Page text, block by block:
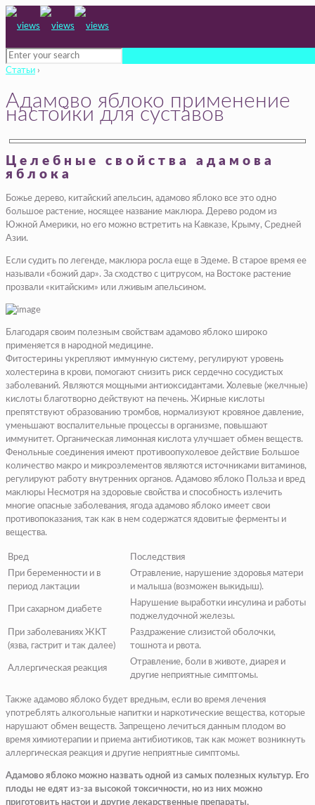
Статьи ›
Адамово яблоко применение
настойки для суставов
Целебные свойства адамова
яблока
Божье дерево, китайский апельсин, адамово яблоко все это одно
большое растение, носящее название маклюра. Дерево родом из
Южной Америки, но его можно встретить на Кавказе, Крыму, Средней
Азии.
Если судить по легенде, маклюра росла еще в Эдеме. В старое время ее
называли «божий дар». За сходство с цитрусом, на Востоке растение
прозвали «китайским» или лживым апельсином.
Благодаря своим полезным свойствам адамово яблоко широко
применяется в народной медицине.
Фитостерины укрепляют иммунную систему, регулируют уровень
холестерина в крови, помогают снизить риск сердечно сосудистых
заболеваний. Являются мощными антиоксидантами. Холевые (желчные)
кислоты благотворно действуют на печень. Жирные кислоты
препятствуют образованию тромбов, нормализуют кровяное давление,
уменьшают воспалительные процессы в организме, повышают
иммунитет. Органическая лимонная кислота улучшает обмен веществ.
Фенольные соединения имеют противоопухолевое действие Большое
количество макро и микроэлементов являются источниками витаминов,
регулируют работу внутренних органов. Адамово яблоко Польза и вред
маклюры Несмотря на здоровые свойства и способность излечить
многие опасные заболевания, ягода адамово яблоко имеет свои
противопоказания, так как в нем содержатся ядовитые ферменты и
вещества.
Вред
Последствия
При беременности и в
период лактации
Отравление, нарушение здоровья матери
и малыша (возможен выкидыш).
При сахарном диабете
Нарушение выработки инсулина и работы
поджелудочной железы.
При заболеваниях ЖКТ
(язва, гастрит и так далее)
Раздражение слизистой оболочки,
тошнота и рвота.
Аллергическая реакция
Отравление, боли в животе, диарея и
другие неприятные симптомы.
Также адамово яблоко будет вредным, если во время лечения
употреблять алкогольные напитки и наркотические вещества, которые
нарушают обмен веществ. Запрещено лечиться данным плодом во
время химиотерапии и приема антибиотиков, так как может возникнуть
аллергическая реакция и другие неприятные симптомы.
Адамово яблоко можно назвать одной из самых полезных культур. Его
плоды не едят из-за высокой токсичности, но из них можно
приготовить настои и другие лекарственные препараты,